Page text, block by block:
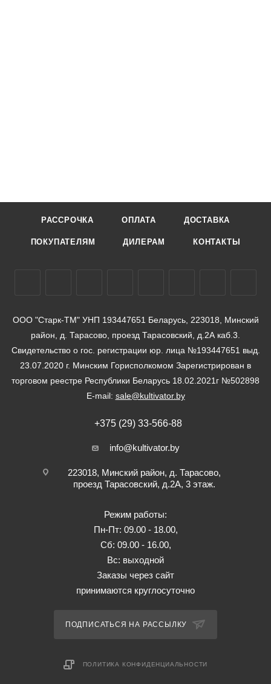
РАССРОЧКА ОПЛАТА ДОСТАВКА
ПОКУПАТЕЛЯМ ДИЛЕРАМ КОНТАКТЫ
ООО "Старк-ТМ" УНП 193447651 Беларусь, 223018, Минский
район, д. Тарасово, проезд Тарасовский, д.2А каб.3.
Свидетельство о гос. регистрации юр. лица №193447651 выд.
23.07.2020 г. Минским Горисполкомом Зарегистрирован в
торговом реестре Республики Беларусь 18.02.2021г №502898
E-mail: sale@kultivator.by
+375 (29) 33-566-88
info@kultivator.by
223018, Минский район, д. Тарасово,
проезд Тарасовский, д.2А, 3 этаж.
Режим работы:
Пн-Пт: 09.00 - 18.00,
Сб: 09.00 - 16.00,
Вс: выходной
Заказы через сайт
принимаются круглосуточно
ПОДПИСАТЬСЯ НА РАССЫЛКУ
ПОЛИТИКА КОНФИДЕНЦИАЛЬНОСТИ